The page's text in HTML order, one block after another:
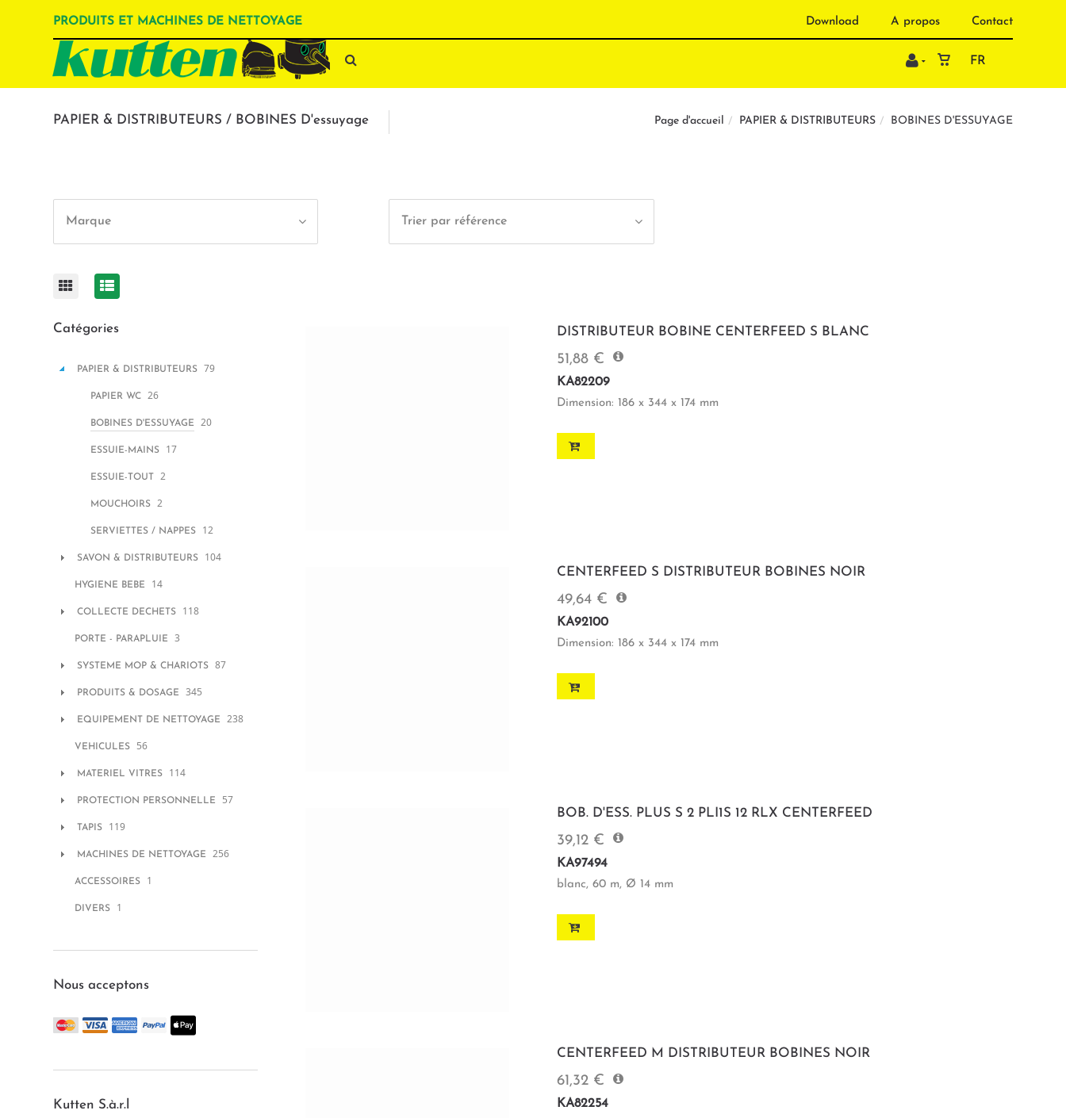
Download A propos Contact
PRODUITS ET MACHINES DE NETTOYAGE
FR
PAPIER & DISTRIBUTEURS / BOBINES D'essuyage Page d'accueil PAPIER & DISTRIBUTEURS BOBINES D'ESSUYAGE
Marque Trier par référence
DISTRIBUTEUR BOBINE CENTERFEED S BLANC
51,88 €
KA82209
Dimension: 186 x 344 x 174 mm
CENTERFEED S DISTRIBUTEUR BOBINES NOIR
49,64 €
KA92100
Dimension: 186 x 344 x 174 mm
BOB. D'ESS. PLUS S 2 PLI1S 12 RLX CENTERFEED
39,12 €
KA97494
blanc, 60 m, Ø 14 mm
CENTERFEED M DISTRIBUTEUR BOBINES NOIR
61,32 €
KA82254
Catégories
PAPIER & DISTRIBUTEURS 79
PAPIER WC 26
BOBINES D'ESSUYAGE 20
ESSUIE-MAINS 17
ESSUIE-TOUT 2
MOUCHOIRS 2
SERVIETTES / NAPPES 12
SAVON & DISTRIBUTEURS 104
HYGIENE BEBE 14
COLLECTE DECHETS 118
PORTE - PARAPLUIE 3
SYSTEME MOP & CHARIOTS 87
PRODUITS & DOSAGE 345
EQUIPEMENT DE NETTOYAGE 238
VEHICULES 56
MATERIEL VITRES 114
PROTECTION PERSONNELLE 57
TAPIS 119
MACHINES DE NETTOYAGE 256
ACCESSOIRES 1
DIVERS 1
Nous acceptons
Kutten S.à.r.l